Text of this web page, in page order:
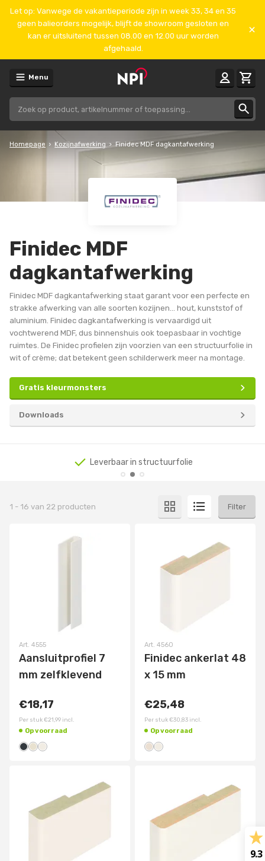
Let op: Vanwege de vakantieperiode zijn in week 33, 34 en 35
geen balieorders mogelijk, blijft de showroom gesloten en
kan er uitsluitend tussen 08.00 en 12.00 uur worden
afgehaald.
Menu
Homepage Kozijnafwerking Finidec MDF dagkantafwerking
Finidec MDF
dagkantafwerking
Finidec MDF dagkantafwerking staat garant voor een perfecte en
strakke afwerking van alle soorten kozijnen… hout, kunststof of
aluminium. Finidec dagkantafwerking is vervaardigd uit
vochtwerend MDF, dus binnenshuis ook toepasbaar in vochtige
ruimtes. De Finidec profielen zijn voorzien van een structuurfolie in
wit of crème; dat betekent geen schilderwerk meer na montage.
Gratis kleurmonsters
Downloads
Leverbaar in structuurfolie
1 - 16 van 22 producten Filter
Art. 4555
Aansluitprofiel 7
mm zelfklevend
€18,17
Per stuk€21,99 incl.
Op voorraad
Art. 4560
Finidec ankerlat 48
x 15 mm
€25,48
Per stuk€30,83 incl.
Op voorraad
9.3